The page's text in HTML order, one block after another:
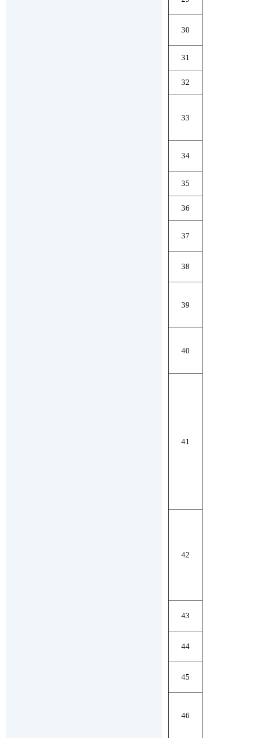
30
31
32
33
34
35
36
37
38
39
40
41
42
43
44
45
46